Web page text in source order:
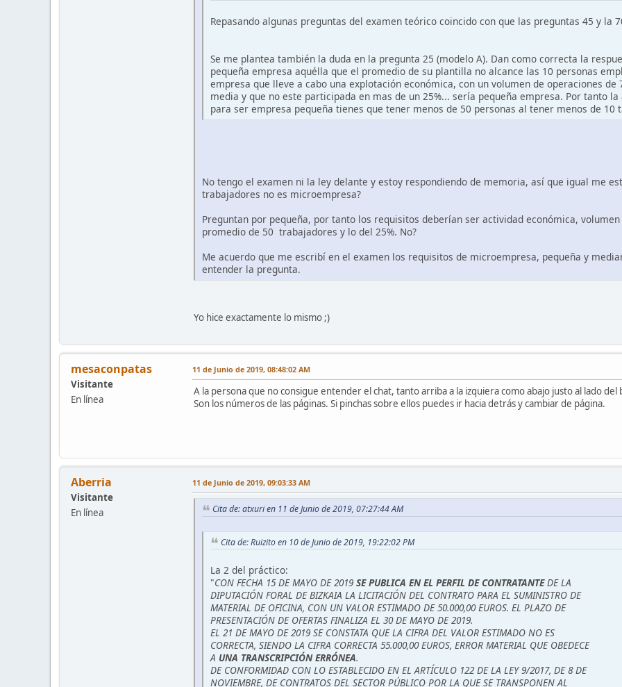
Repasando algunas preguntas del examen teórico coincido con que las preguntas 45 y la
Se me plantea también la duda en la pregunta 25 (modelo A). Dan como correcta la
pequeña empresa aquélla que el promedio de su plantilla no alcance las 10 personas
empresa que lleve a cabo una explotación económica, con un volumen de operaciones
media y que no este participada en mas de un 25%... sería pequeña empresa. Por tanto
para ser empresa pequeña tienes que tener menos de 50 personas al tener menos de
No tengo el examen ni la ley delante y estoy respondiendo de memoria, así que igual me
trabajadores no es microempresa?
Preguntan por pequeña, por tanto los requisitos deberían ser actividad económica,
promedio de 50 trabajadores y lo del 25%. No?
Me acuerdo que me escribí en el examen los requisitos de microempresa, pequeña y
entender la pregunta.
Yo hice exactamente lo mismo ;)
mesaconpatas
Visitante
En línea
11 de Junio de 2019, 08:48:02 AM
A la persona que no consigue entender el chat, tanto arriba a la izquiera como abajo justo al lado
Son los números de las páginas. Si pinchas sobre ellos puedes ir hacia detrás y cambiar de página.
Aberria
Visitante
En línea
11 de Junio de 2019, 09:03:33 AM
Cita de: atxuri en 11 de Junio de 2019, 07:27:44 AM
Cita de: Ruizito en 10 de Junio de 2019, 19:22:02 PM
La 2 del práctico:
"CON FECHA 15 DE MAYO DE 2019 SE PUBLICA EN EL PERFIL DE CONTRATANTEDE LA
DIPUTACIÓN FORAL DE BIZKAIA LA LICITACIÓN DEL CONTRATO PARA EL SUMINISTRO DE
MATERIAL DE OFICINA, CON UN VALOR ESTIMADO DE 50.000,00 EUROS. EL PLAZO DE
PRESENTACIÓN DE OFERTAS FINALIZA EL 30 DE MAYO DE 2019.
EL 21 DE MAYO DE 2019 SE CONSTATA QUE LA CIFRA DEL VALOR ESTIMADO NO ES
CORRECTA, SIENDO LA CIFRA CORRECTA 55.000,00 EUROS, ERROR MATERIAL QUE OBEDECE
A UNA TRANSCRIPCIÓN ERRÓNEA.
DE CONFORMIDAD CON LO ESTABLECIDO EN EL ARTÍCULO 122 DE LA LEY 9/2017, DE 8 DE
NOVIEMBRE, DE CONTRATOS DEL SECTOR PÚBLICO POR LA QUE SE TRANSPONEN AL